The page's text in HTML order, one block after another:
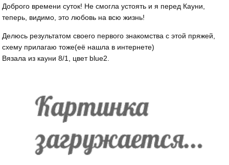
Доброго времени суток! Не смогла устоять и я перед Кауни,
теперь, видимо, это любовь на всю жизнь!
Делюсь результатом своего первого знакомства с этой пряжей,
схему прилагаю тоже(её нашла в интернете)
Вязала из кауни 8/1, цвет blue2.